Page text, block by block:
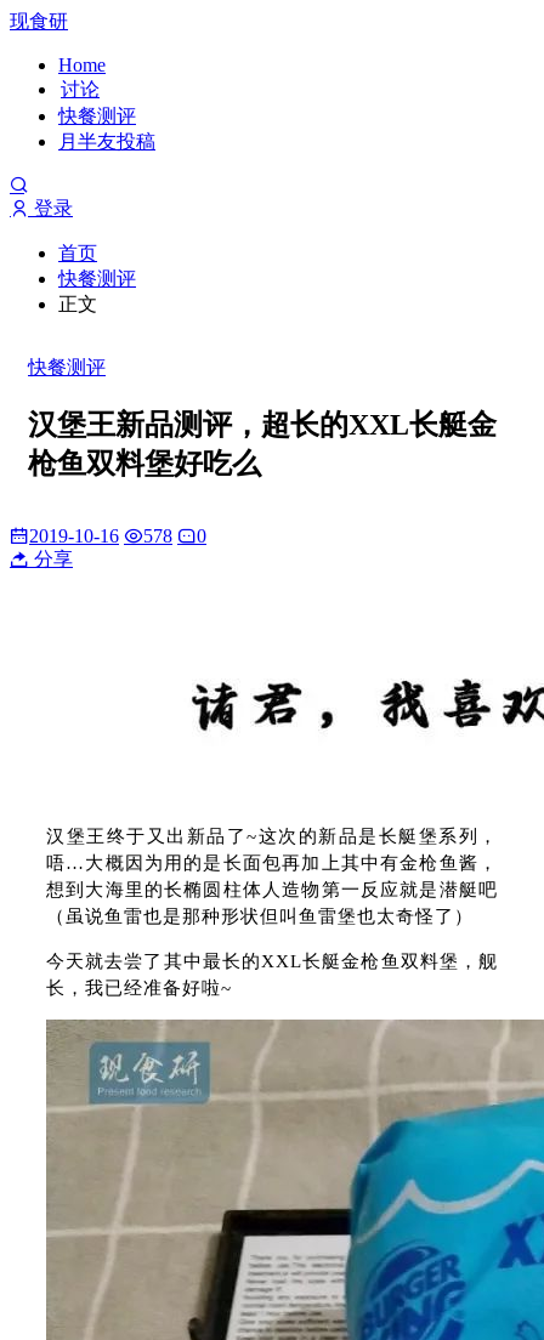
现食研
Home
讨论
快餐测评
月半友投稿
登录
首页
快餐测评
正文
快餐测评
汉堡王新品测评，超长的XXL长艇金
枪鱼双料堡好吃么
2019-10-16 578
0
分享
汉堡王终于又出新品了~这次的新品是长艇堡系列，
唔…大概因为用的是长面包再加上其中有金枪鱼酱，
想到大海里的长椭圆柱体人造物第一反应就是潜艇吧
（虽说鱼雷也是那种形状但叫鱼雷堡也太奇怪了）
今天就去尝了其中最长的XXL长艇金枪鱼双料堡，舰
长，我已经准备好啦~